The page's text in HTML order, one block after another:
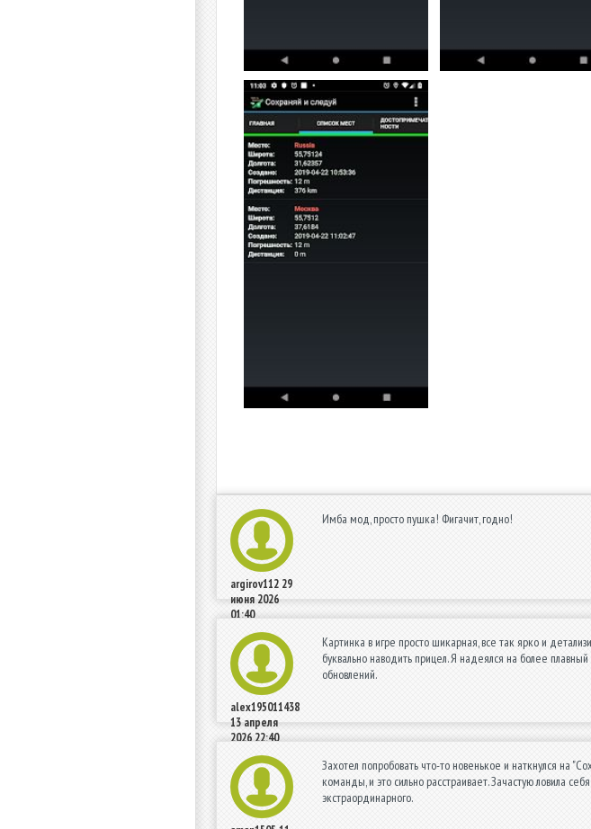
argirov112 29
июня 2026
01:40
Имба мод, просто пушка! Фигачит, годно!
alex195011438
13 апреля
2026 22:40
Картинка в игре просто шикарная, все так ярко и
буквально наводить прицел. Я надеялся на более
обновлений.
Захотел попробовать что-то новенькое и наткнулся на
команды, и это сильно расстраивает. Зачастую ловила
экстраординарного.